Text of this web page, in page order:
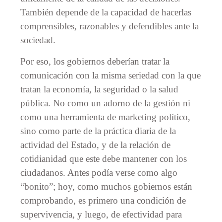
También depende de la capacidad de hacerlas
comprensibles, razonables y defendibles ante la
sociedad.
Por eso, los gobiernos deberían tratar la
comunicación con la misma seriedad con la que
tratan la economía, la seguridad o la salud
pública. No como un adorno de la gestión ni
como una herramienta de marketing político,
sino como parte de la práctica diaria de la
actividad del Estado, y de la relación de
cotidianidad que este debe mantener con los
ciudadanos. Antes podía verse como algo
“bonito”; hoy, como muchos gobiernos están
comprobando, es primero una condición de
supervivencia, y luego, de efectividad para